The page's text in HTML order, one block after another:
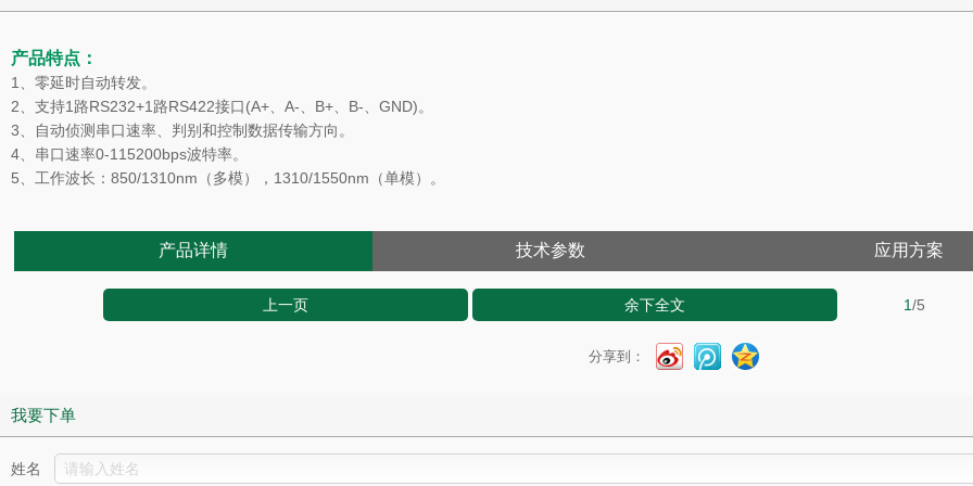
产品特点：
1、零延时自动转发。
2、支持1路RS232+1路RS422接口(A+、A-、B+、B-、GND)。
3、自动侦测串口速率、判别和控制数据传输方向。
4、串口速率0-115200bps波特率。
5、工作波长：850/1310nm（多模），1310/1550nm（单模）。
产品详情 技术参数 应用方案
上一页 余下全文 1/5
分享到：
我要下单
姓名